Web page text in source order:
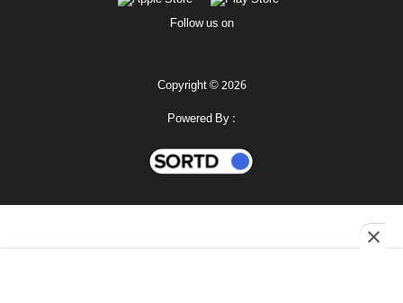
Follow us on
Copyright © 2026
Powered By :